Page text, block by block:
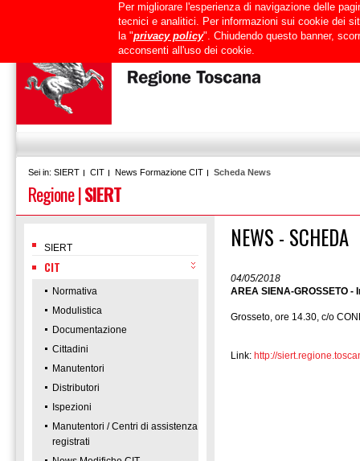
Mappa del sito RTRT Intranet
Sei in: SIERT CIT News Formazione CIT Scheda News
Regione|SIERT
SIERT
CIT
Normativa
Modulistica
Documentazione
Cittadini
Manutentori
Distributori
Ispezioni
Manutentori / Centri di assistenza
registrati
NEWS - SCHEDA
04/05/2018
AREA SIENA-GROSSETO
Grosseto, ore 14.30, c/o
Link: http://
Per migliorare l'esperienza di navigazione delle
tecnici e analitici. Per informazioni sui cookie dei
la "privacy policy". Chiudendo questo banner,
acconsenti all'uso dei cookie.